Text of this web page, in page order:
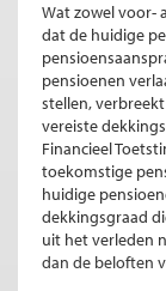
Wat zowel voor-
dat de huidige
pensioenen
stellen,
vereiste
Financieel
toekomstige
huidige
dekkingsgraad
uit het verleden
dan de beloften